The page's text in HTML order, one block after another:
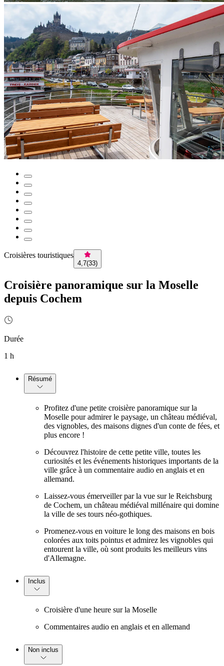
Croisières touristiques
4,7(33)
Croisière panoramique sur la Moselle
depuis Cochem
Durée
1 h
Résumé
Profitez d'une petite croisière panoramique sur la
Moselle pour admirer le paysage, un château médiéval,
des vignobles, des maisons dignes d'un conte de fées, et
plus encore !
Découvrez l'histoire de cette petite ville, toutes les
curiosités et les événements historiques importants de la
ville grâce à un commentaire audio en anglais et en
allemand.
Laissez-vous émerveiller par la vue sur le Reichsburg
de Cochem, un château médiéval millénaire qui domine
la ville de ses tours néo-gothiques.
Promenez-vous en voiture le long des maisons en bois
colorées aux toits pointus et admirez les vignobles qui
entourent la ville, où sont produits les meilleurs vins
d'Allemagne.
Inclus
Croisière d'une heure sur la Moselle
Commentaires audio en anglais et en allemand
Non inclus